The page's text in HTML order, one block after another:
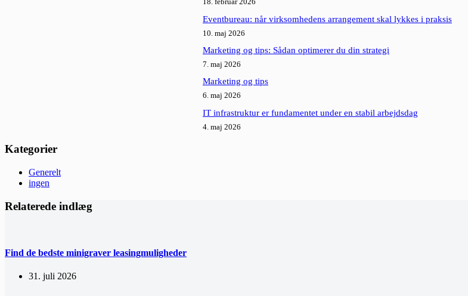
Eventbureau: når virksomhedens arrangement skal lykkes i praksis
10. maj 2026
Marketing og tips: Sådan optimerer du din strategi
7. maj 2026
Marketing og tips
6. maj 2026
IT infrastruktur er fundamentet under en stabil arbejdsdag
4. maj 2026
Kategorier
Generelt
ingen
Relaterede indlæg
Find de bedste minigraver leasingmuligheder
31. juli 2026